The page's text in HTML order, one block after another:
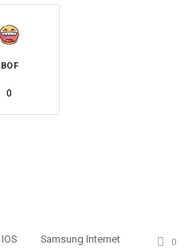
BOF
0
IOS
Samsung Internet
0